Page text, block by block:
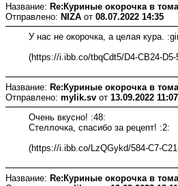
Название: Re:Куриные окорочка в
Отправлено: NIZA от 08.07.2022 14:35
У нас не окорочка, а целая кура.
(https://i.ibb.co/tbqCdt5/D4-CB24-
Название: Re:Куриные окорочка в
Отправлено: mylik.sv от 13.09.2022 11:07
Очень вкусно! :48:
Стеллочка, спасибо за рецепт! :2:
(https://i.ibb.co/LzQGykd/584-C7-
Название: Re:Куриные окорочка в